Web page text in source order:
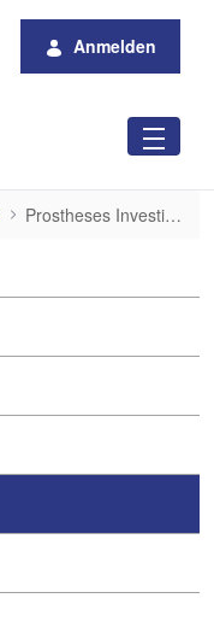
Anmelden
Prostheses Investigations